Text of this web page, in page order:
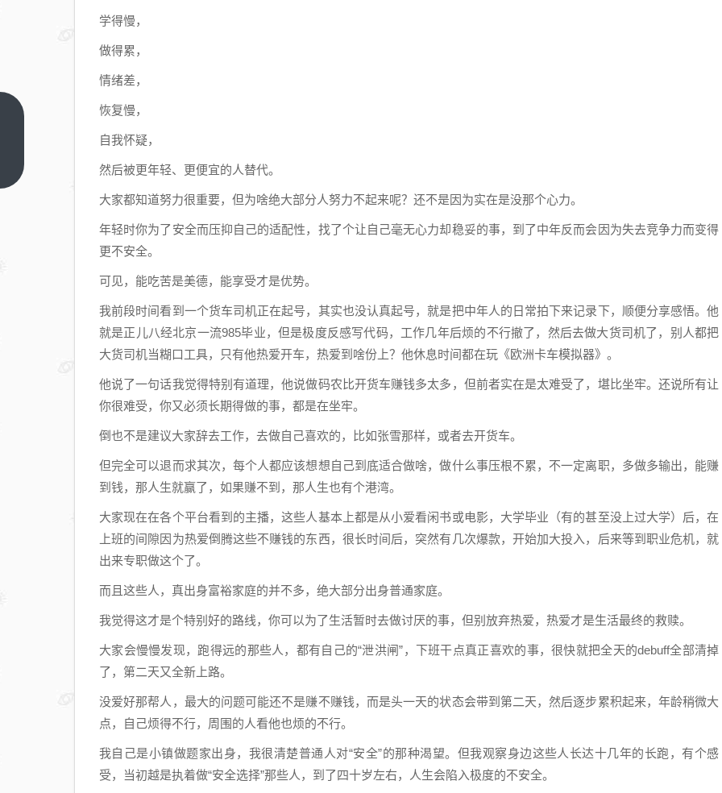
学得慢，
做得累，
情绪差，
恢复慢，
自我怀疑，
然后被更年轻、更便宜的人替代。
大家都知道努力很重要，但为啥绝大部分人努力不起来呢？还不是因为实在是没那个心力。
年轻时你为了安全而压抑自己的适配性，找了个让自己毫无心力却稳妥的事，到了中年反而会因为失去竞争力而变得
更不安全。
可见，能吃苦是美德，能享受才是优势。
我前段时间看到一个货车司机正在起号，其实也没认真起号，就是把中年人的日常拍下来记录下，顺便分享感悟。他
就是正儿八经北京一流985毕业，但是极度反感写代码，工作几年后烦的不行撤了，然后去做大货司机了，别人都把
大货司机当糊口工具，只有他热爱开车，热爱到啥份上？他休息时间都在玩《欧洲卡车模拟器》。
他说了一句话我觉得特别有道理，他说做码农比开货车赚钱多太多，但前者实在是太难受了，堪比坐牢。还说所有让
你很难受，你又必须长期得做的事，都是在坐牢。
倒也不是建议大家辞去工作，去做自己喜欢的，比如张雪那样，或者去开货车。
但完全可以退而求其次，每个人都应该想想自己到底适合做啥，做什么事压根不累，不一定离职，多做多输出，能赚
到钱，那人生就赢了，如果赚不到，那人生也有个港湾。
大家现在在各个平台看到的主播，这些人基本上都是从小爱看闲书或电影，大学毕业（有的甚至没上过大学）后，在
上班的间隙因为热爱倒腾这些不赚钱的东西，很长时间后，突然有几次爆款，开始加大投入，后来等到职业危机，就
出来专职做这个了。
而且这些人，真出身富裕家庭的并不多，绝大部分出身普通家庭。
我觉得这才是个特别好的路线，你可以为了生活暂时去做讨厌的事，但别放弃热爱，热爱才是生活最终的救赎。
大家会慢慢发现，跑得远的那些人，都有自己的“泄洪闸”，下班干点真正喜欢的事，很快就把全天的debuff全部清掉
了，第二天又全新上路。
没爱好那帮人，最大的问题可能还不是赚不赚钱，而是头一天的状态会带到第二天，然后逐步累积起来，年龄稍微大
点，自己烦得不行，周围的人看他也烦的不行。
我自己是小镇做题家出身，我很清楚普通人对“安全”的那种渴望。但我观察身边这些人长达十几年的长跑，有个感
受，当初越是执着做“安全选择”那些人，到了四十岁左右，人生会陷入极度的不安全。